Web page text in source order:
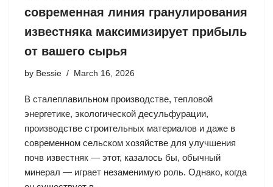
современная линия гранулирования
известняка максимизирует прибыль
от вашего сырья
by Bessie March 16, 2026
В сталеплавильном производстве, тепловой
энергетике, экологической десульфурации,
производстве строительных материалов и даже в
современном сельском хозяйстве для улучшения
почв известняк — этот, казалось бы, обычный
минерал — играет незаменимую роль. Однако, когда